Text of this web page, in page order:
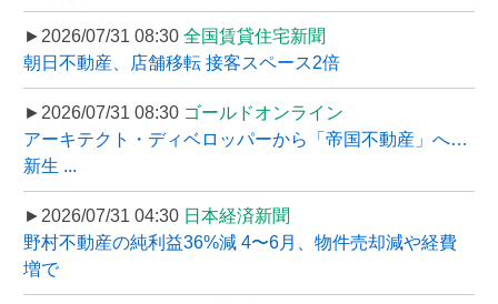
►2026/07/31 08:30 全国賃貸住宅新聞
朝日不動産、店舗移転 接客スペース2倍
►2026/07/31 08:30 ゴールドオンライン
アーキテクト・ディベロッパーから「帝国不動産」へ…
新生 ...
►2026/07/31 04:30 日本経済新聞
野村不動産の純利益36%減 4〜6月、物件売却減や経費
増で